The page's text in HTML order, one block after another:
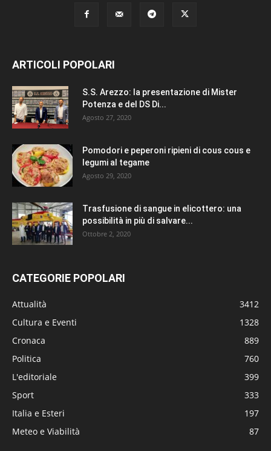
ARTICOLI POPOLARI
S.S. Arezzo: la presentazione di Mister
Potenza e del DS Di...
Agosto 27, 2020
Pomodori e peperoni ripieni di cous cous e
legumi al tegame
Agosto 29, 2020
Trasfusione di sangue in elicottero: una
possibilità in più di salvare...
Ottobre 2, 2020
CATEGORIE POPOLARI
Attualità
3412
Cultura e Eventi
1328
Cronaca
889
Politica
760
L'editoriale
399
Sport
333
Italia e Esteri
197
Meteo e Viabilità
87